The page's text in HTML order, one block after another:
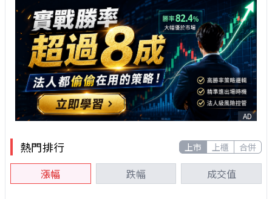
AD
熱門排行 上市 上櫃 合併
漲幅 跌幅 成交值